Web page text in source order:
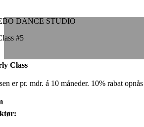
DANCE STUDIO
#5
Class
er pr. mdr. á 10 måneder. 10% rabat